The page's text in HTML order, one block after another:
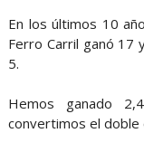
En los últimos 10
Ferro Carril ganó 17
5.
Hemos ganado
convertimos el doble